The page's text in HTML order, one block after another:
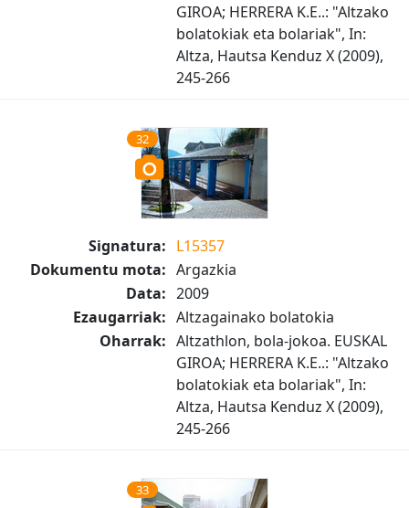
GIROA; HERRERA K.E..: "Altzako
bolatokiak eta bolariak", In:
Altza, Hautsa Kenduz X (2009),
245-266
32
Signatura: L15357
Dokumentu mota: Argazkia
Data: 2009
Ezaugarriak: Altzagainako bolatokia
Oharrak: Altzathlon, bola-jokoa. EUSKAL
GIROA; HERRERA K.E..: "Altzako
bolatokiak eta bolariak", In:
Altza, Hautsa Kenduz X (2009),
245-266
33